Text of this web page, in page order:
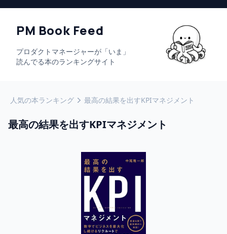
PM Book Feed
プロダクトマネージャーが「いま」
読んでる本のランキングサイト
人気の本ランキング 最高の結果を出すKPIマネジメント
最高の結果を出すKPIマネジメント